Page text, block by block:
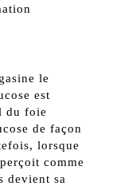
le
est
du foie
de façon
lorsque
comme
devient sa